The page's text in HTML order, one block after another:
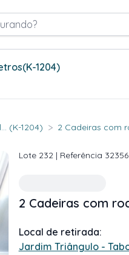
(K-1204)
(K-1204) > 2 Cadeiras com
Lote 232| Referência 32356
2 Cadeiras com
Local de retirada:
Jardim Triângulo -